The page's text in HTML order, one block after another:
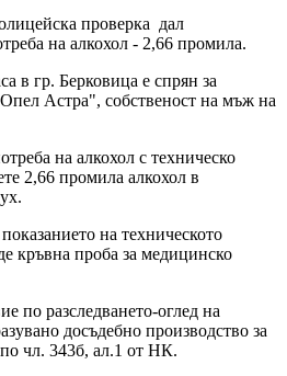
проверка дал
на алкохол - 2,66 промила.
в гр. Берковица е спрян за
Астра", собственост на мъж на
на алкохол с техническо
2,66 промила алкохол в
на техническото
кръвна проба за медицинско
по разследването-оглед на
досъдебно производство за
чл. 343б, ал.1 от НК.